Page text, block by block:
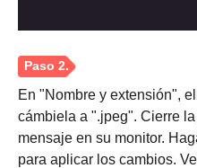
En "Nombre y extensión",
cámbiela a ".jpeg". Cierre
mensaje en su monitor.
para aplicar los cambios.